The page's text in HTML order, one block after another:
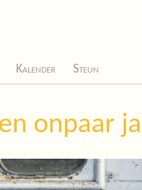
Kalender Steun
onpaar